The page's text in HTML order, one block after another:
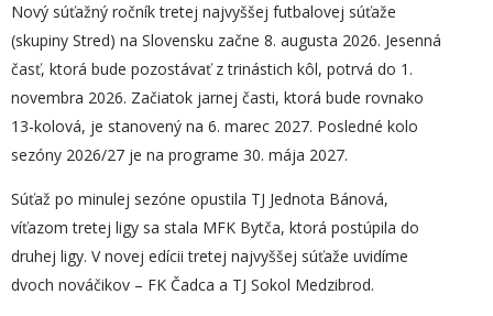
Nový súťažný ročník tretej najvyššej futbalovej súťaže
(skupiny Stred) na Slovensku začne 8. augusta 2026. Jesenná
časť, ktorá bude pozostávať z trinástich kôl, potrvá do 1.
novembra 2026. Začiatok jarnej časti, ktorá bude rovnako
13-kolová, je stanovený na 6. marec 2027. Posledné kolo
sezóny 2026/27 je na programe 30. mája 2027.
Súťaž po minulej sezóne opustila TJ Jednota Bánová,
víťazom tretej ligy sa stala MFK Bytča, ktorá postúpila do
druhej ligy. V novej edícii tretej najvyššej súťaže uvidíme
dvoch nováčikov – FK Čadca a TJ Sokol Medzibrod.